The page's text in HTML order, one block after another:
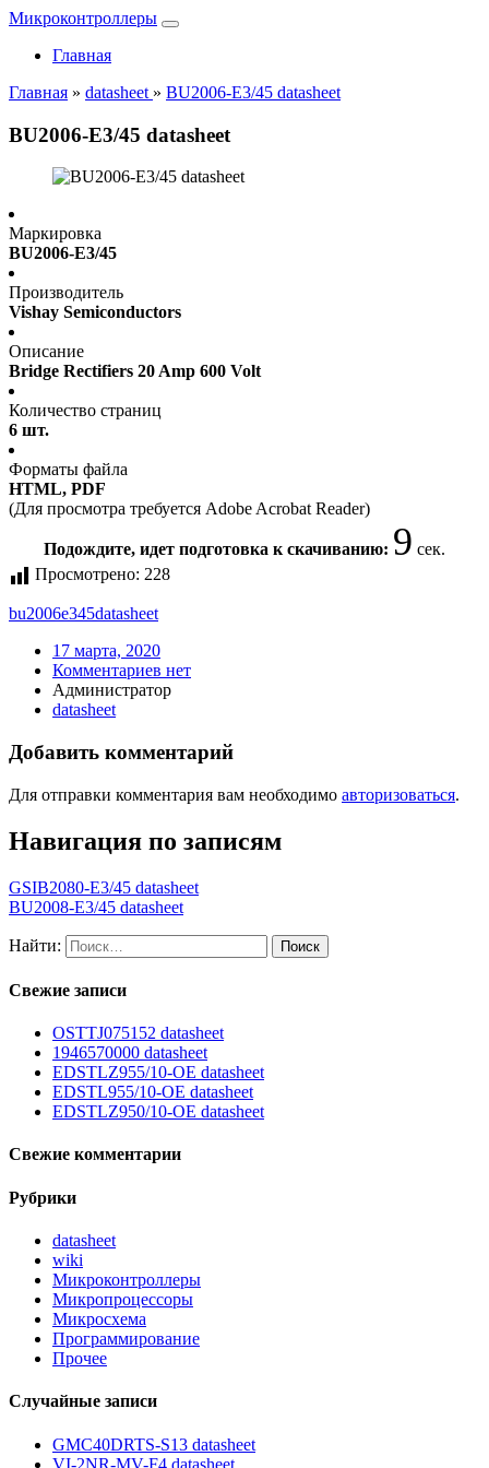
Микроконтроллеры
Главная
Главная » datasheet » BU2006-E3/45 datasheet
BU2006-E3/45 datasheet
Маркировка
BU2006-E3/45
Производитель
Vishay Semiconductors
Описание
Bridge Rectifiers 20 Amp 600 Volt
Количество страниц
6 шт.
Форматы файла
HTML, PDF
(Для просмотра требуется Adobe Acrobat Reader)
Подождите, идет подготовка к скачиванию: 9 сек.
Просмотрено: 228
bu2006e345datasheet
17 марта, 2020
Комментариев нет
Администратор
datasheet
Добавить комментарий
Для отправки комментария вам необходимо авторизоваться.
Навигация по записям
GSIB2080-E3/45 datasheet
BU2008-E3/45 datasheet
Найти:
Свежие записи
OSTTJ075152 datasheet
1946570000 datasheet
EDSTLZ955/10-OE datasheet
EDSTL955/10-OE datasheet
EDSTLZ950/10-OE datasheet
Свежие комментарии
Рубрики
datasheet
wiki
Микроконтроллеры
Микропроцессоры
Микросхема
Программирование
Прочее
Случайные записи
GMC40DRTS-S13 datasheet
VI-2NR-MV-F4 datasheet